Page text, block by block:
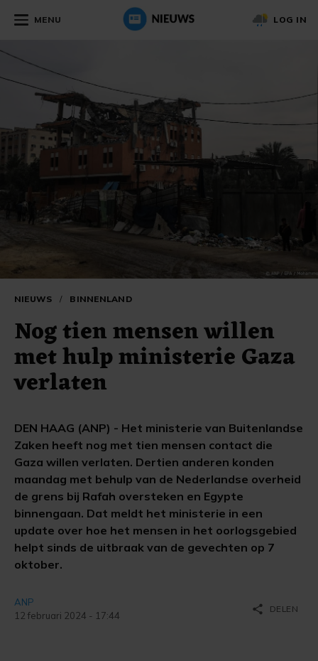
MENU LOG IN
NIEUWS / BINNENLAND
Nog tien mensen willen
met hulp ministerie Gaza
verlaten
DEN HAAG (ANP) - Het ministerie van Buitenlandse
Zaken heeft nog met tien mensen contact die
Gaza willen verlaten. Dertien anderen konden
maandag met behulp van de Nederlandse overheid
de grens bij Rafah oversteken en Egypte
binnengaan. Dat meldt het ministerie in een
update over hoe het mensen in het oorlogsgebied
helpt sinds de uitbraak van de gevechten op 7
oktober.
ANP
12 februari 2024 - 17:44
share DELEN